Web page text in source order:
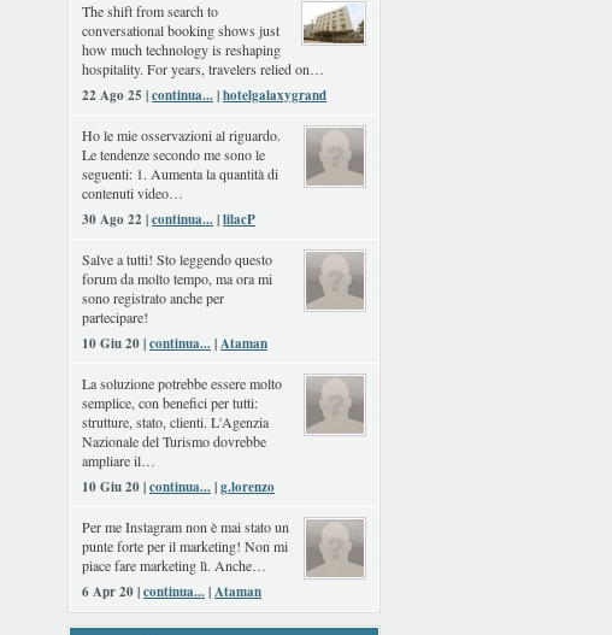
The shift from search to
conversational booking shows just
how much technology is reshaping
hospitality. For years, travelers relied on…
22 Ago 25 |continua...|hotelgalaxygrand
Ho le mie osservazioni al riguardo.
Le tendenze secondo me sono le
seguenti: 1. Aumenta la quantità di
contenuti video…
30 Ago 22 |continua...|lilacP
Salve a tutti! Sto leggendo questo
forum da molto tempo, ma ora mi
sono registrato anche per
partecipare!
10 Giu 20 |continua...|Ataman
La soluzione potrebbe essere molto
semplice, con benefici per tutti:
strutture, stato, clienti. L'Agenzia
Nazionale del Turismo dovrebbe
ampliare il…
10 Giu 20 |continua...|g.lorenzo
Per me Instagram non è mai stato un
punte forte per il marketing! Non mi
piace fare marketing lì. Anche…
6 Apr 20 |continua...|Ataman